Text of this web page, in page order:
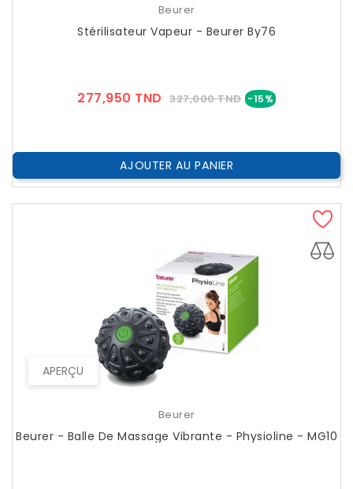
Beurer
Stérilisateur Vapeur - Beurer By76
277,950 TND Prix
327,000 TND -15%Prix
AJOUTER AU PANIER
APERÇU
Beurer
Beurer - Balle De Massage Vibrante - Physioline - MG10